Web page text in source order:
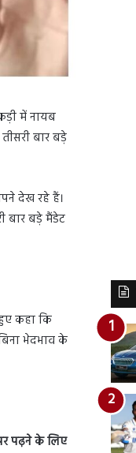
में नायब
बार बड़े
देख रहे हैं।
बार बड़े मैंडेट
कहा कि
भेदभाव के
पढ़ने के लिए